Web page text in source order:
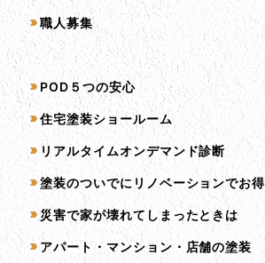
職人募集
サービス一覧
POD５つの安心
住宅塗装ショールーム
リアルタイムオンデマンド診断
塗装のついでにリノベーションでお得
災害で家が壊れてしまったときは
アパート・マンション・店舗の塗装